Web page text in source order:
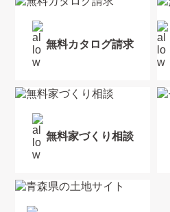
無料カタログ請求
無料家づくり相談